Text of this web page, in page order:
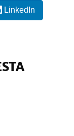
LinkedIn